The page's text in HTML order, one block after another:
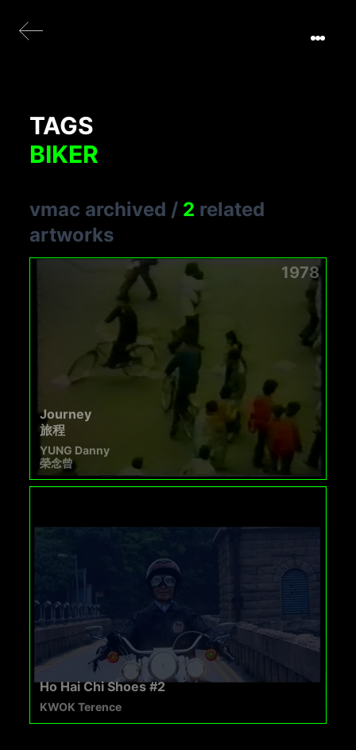
TAGS
BIKER
vmac archived / 2 related
artworks
1978
Journey
旅程
YUNG Danny
榮念曾
Ho Hai Chi Shoes #2
KWOK Terence